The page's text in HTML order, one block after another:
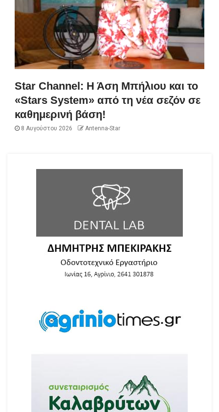
Star Channel: Η Άση Μπήλιου και το
«Stars System» από τη νέα σεζόν σε
καθημερινή βάση!
8 Αυγούστου 2026 Antenna-Star